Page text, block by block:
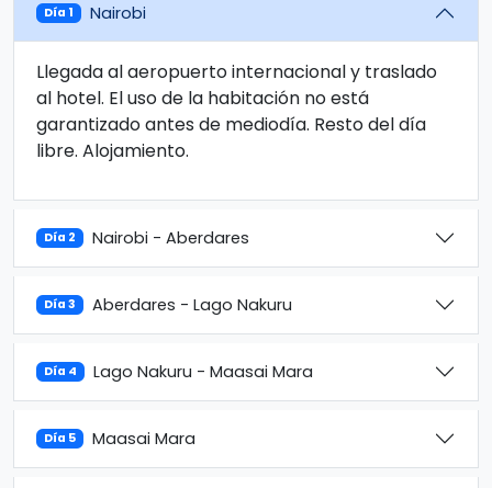
Día 1 Nairobi
Llegada al aeropuerto internacional y traslado
al hotel. El uso de la habitación no está
garantizado antes de mediodía. Resto del día
libre. Alojamiento.
Día 2 Nairobi - Aberdares
Día 3 Aberdares - Lago Nakuru
Día 4 Lago Nakuru - Maasai Mara
Día 5 Maasai Mara